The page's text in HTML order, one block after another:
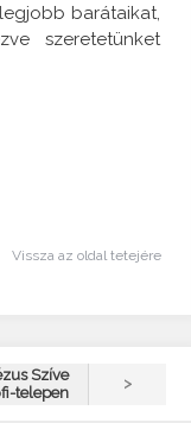
barátaikat,
szeretetünket
Vissza az oldal tetejére
Szíve
telepen
>